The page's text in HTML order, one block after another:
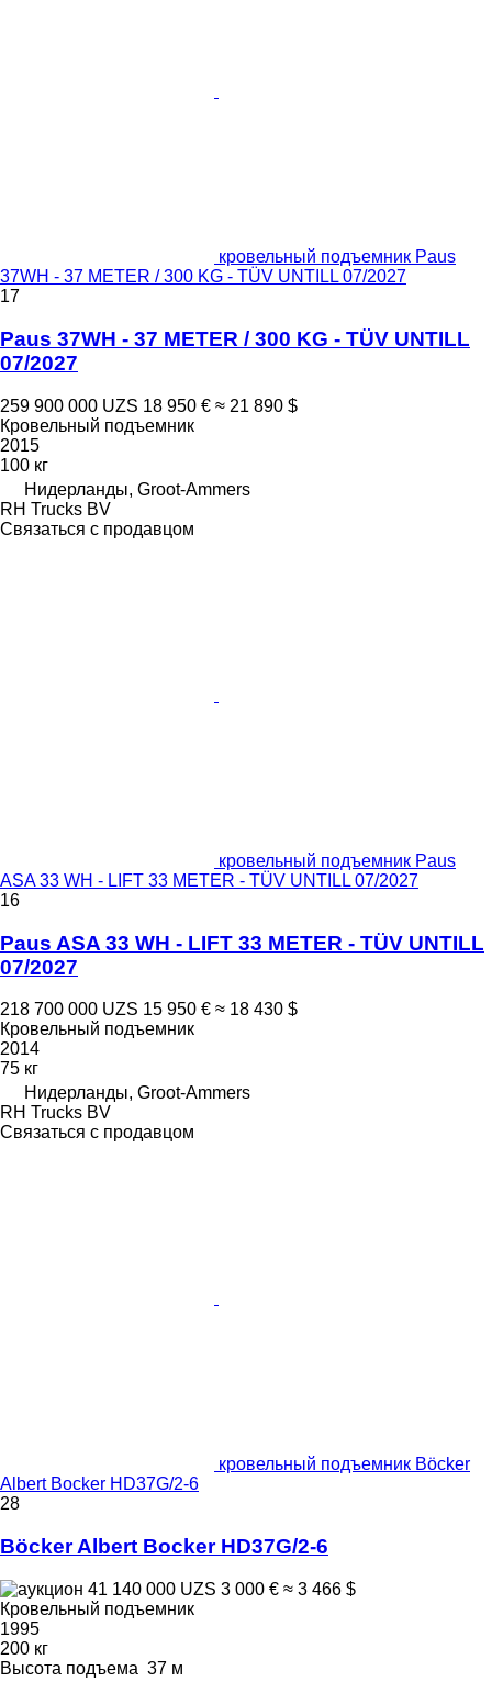
кровельный подъемник Paus
37WH - 37 METER / 300 KG - TÜV UNTILL 07/2027
17
Paus 37WH - 37 METER / 300 KG - TÜV UNTILL
07/2027
259 900 000 UZS 18 950 € ≈ 21 890 $
Кровельный подъемник
2015
100 кг
Нидерланды, Groot-Ammers
RH Trucks BV
Связаться с продавцом
кровельный подъемник Paus
ASA 33 WH - LIFT 33 METER - TÜV UNTILL 07/2027
16
Paus ASA 33 WH - LIFT 33 METER - TÜV UNTILL
07/2027
218 700 000 UZS 15 950 € ≈ 18 430 $
Кровельный подъемник
2014
75 кг
Нидерланды, Groot-Ammers
RH Trucks BV
Связаться с продавцом
кровельный подъемник Böcker
Albert Bocker HD37G/2-6
28
Böcker Albert Bocker HD37G/2-6
41 140 000 UZS 3 000 € ≈ 3 466 $
Кровельный подъемник
1995
200 кг
Высота подъема 37 м